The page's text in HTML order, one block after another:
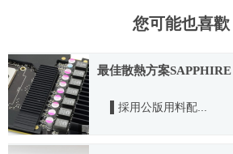
您可能也喜歡
最佳散熱方案
▌採用公版用料配...
2012.08.17